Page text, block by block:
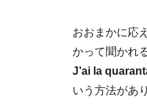
おおまかに応
かって聞かれ
J’ai la
いう方法があ